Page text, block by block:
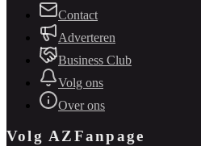
Contact
Adverteren
Business Club
Volg ons
Over ons
Volg AZFanpage